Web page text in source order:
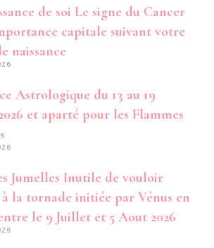
de soi Le signe du Cancer
capitale suivant votre
naissance
Astrologique du 13 au 19
et aparté pour les Flammes
Jumelles Inutile de vouloir
la tornade initiée par Vénus en
le 9 Juillet et 5 Aout 2026